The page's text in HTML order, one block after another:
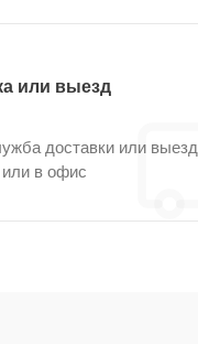
или выезд
доставки или выезд
в офис